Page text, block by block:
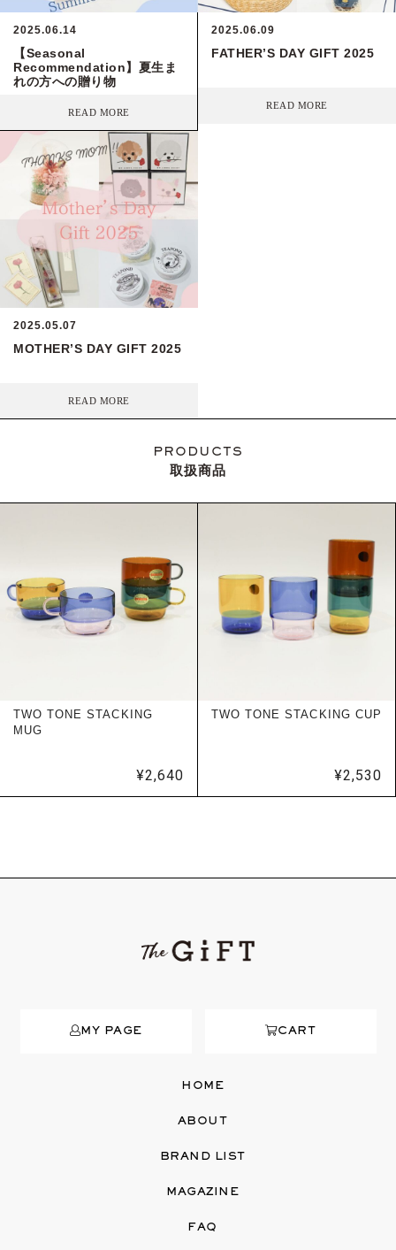
2025.06.14
【Seasonal
Recommendation】夏生ま
れの方への贈り物
READ MORE
2025.06.09
FATHER’S DAY GIFT 2025
READ MORE
2025.05.07
MOTHER’S DAY GIFT 2025
READ MORE
PRODUCTS
取扱商品
TWO TONE STACKING
MUG
¥2,640
TWO TONE STACKING CUP
¥2,530
MY PAGE CART
HOME
ABOUT
BRAND LIST
MAGAZINE
FAQ